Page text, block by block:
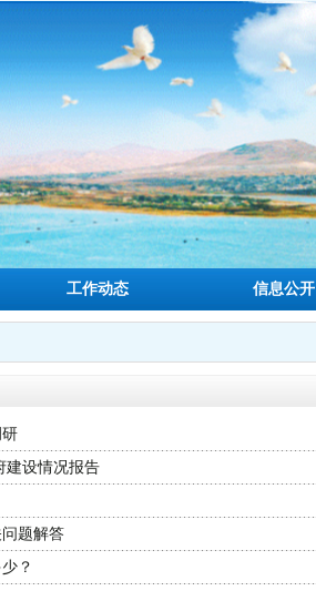
工作动态 信息公开
建设情况报告
题解答
？